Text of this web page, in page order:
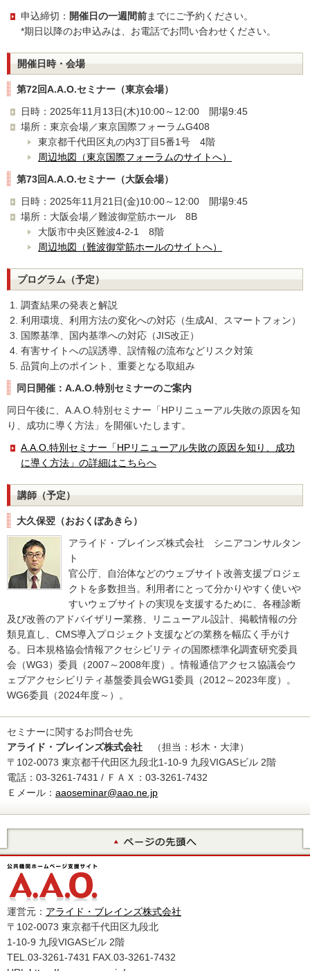
申込締切： 開催日の一週間前までにご予約ください。
*期日以降のお申込みは、お電話でお問い合わせください。
開催日時・会場
第72回A.A.O.セミナー（東京会場）
日時：2025年11月13日(木)10:00～12:00 開場9:45
場所：東京会場／東京国際フォーラムG408
東京都千代田区丸の内3丁目5番1号 4階
周辺地図（東京国際フォーラムのサイトへ）
第73回A.A.O.セミナー（大阪会場）
日時：2025年11月21日(金)10:00～12:00 開場9:45
場所：大阪会場／難波御堂筋ホール 8B
大阪市中央区難波4-2-1 8階
周辺地図（難波御堂筋ホールのサイトへ）
プログラム（予定）
調査結果の発表と解説
利用環境、利用方法の変化への対応（生成AI、スマートフォン）
国際基準、国内基準への対応（JIS改正）
有害サイトへの誤誘導、誤情報の流布などリスク対策
品質向上のポイント、重要となる取組み
同日開催：A.A.O.特別セミナーのご案内
同日午後に、A.A.O.特別セミナー「HPリニューアル失敗の原因を知
り、成功に導く方法」を開催いたします。
A.A.O.特別セミナー「HPリニューアル失敗の原因を知り、成功
に導く方法」の詳細はこちらへ
講師（予定）
大久保翌（おおくぼあきら）
アライド・ブレインズ株式会社 シニアコンサルタン
ト
官公庁、自治体などのウェブサイト改善支援プロジェ
クトを多数担当。利用者にとって分かりやすく使いや
すいウェブサイトの実現を支援するために、各種診断
及び改善のアドバイザリー業務、リニューアル設計、掲載情報の分
類見直し、CMS導入プロジェクト支援などの業務を幅広く手がけ
る。日本規格協会情報アクセシビリティの国際標準化調査研究委員
会（WG3）委員（2007～2008年度）。情報通信アクセス協議会ウ
ェブアクセシビリティ基盤委員会WG1委員（2012～2023年度）。
WG6委員（2024年度～）。
セミナーに関するお問合せ先
アライド・ブレインズ株式会社 （担当：杉木・大津）
〒102-0073 東京都千代田区九段北1-10-9 九段VIGASビル 2階
電話：03-3261-7431 / ＦＡＸ：03-3261-7432
Ｅメール： aaoseminar@aao.ne.jp
運営元： アライド・ブレインズ株式会社
〒102-0073 東京都千代田区九段北
1-10-9 九段VIGASビル 2階
TEL.03-3261-7431 FAX.03-3261-7432